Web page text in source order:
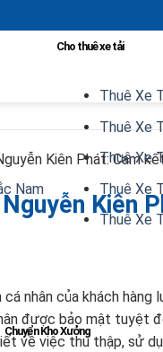
Nam
Cho thuê xe tải
Thuê Xe
Thuê Xe
Thuê Xe
Thuê Xe
Thuê Xe
Chuyển Kho Xưởng
Kiên Phát: Cam
Kiên
nhân của khách hàng
được bảo mật tuyệt
về việc thu thập, sử